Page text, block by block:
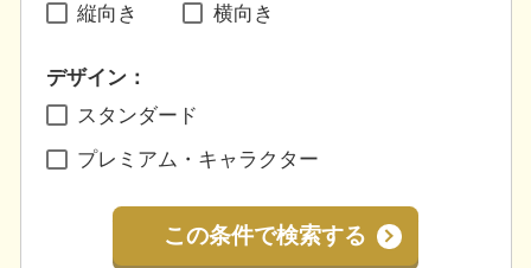
縦向き
横向き
デザイン：
スタンダード
プレミアム・キャラクター
この条件で検索する